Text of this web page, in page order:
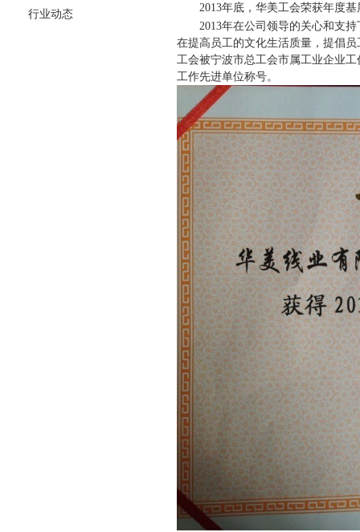
行业动态
2013年底，华美工会荣获年度
2013年在公司领导的关心和支
在提高员工的文化生活质量，提倡
工会被宁波市总工会市属工业企业
工作先进单位称号。